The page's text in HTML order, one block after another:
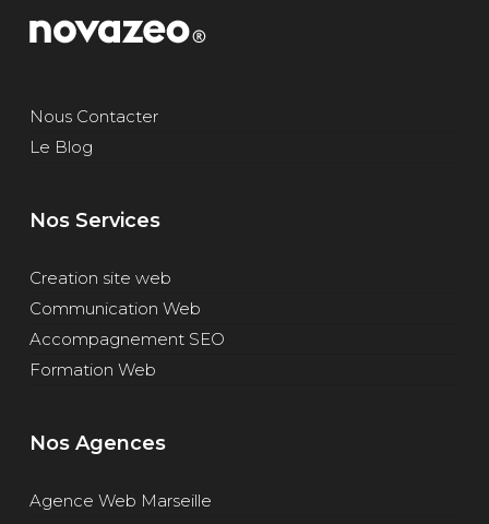
Nous Contacter
Le Blog
Nos Services
Creation site web
Communication Web
Accompagnement SEO
Formation Web
Nos Agences
Agence Web Marseille